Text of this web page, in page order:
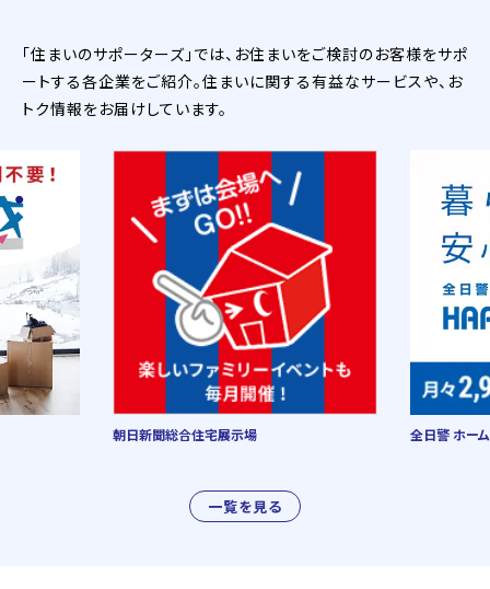
「住まいのサポーターズ」では、お住まいをご検討のお客様をサポ
ートする各企業をご紹介。住まいに関する有益なサービスや、お
トク情報をお届けしています。
一覧を見る
朝日新聞総合住宅展示場 全日警 ホー